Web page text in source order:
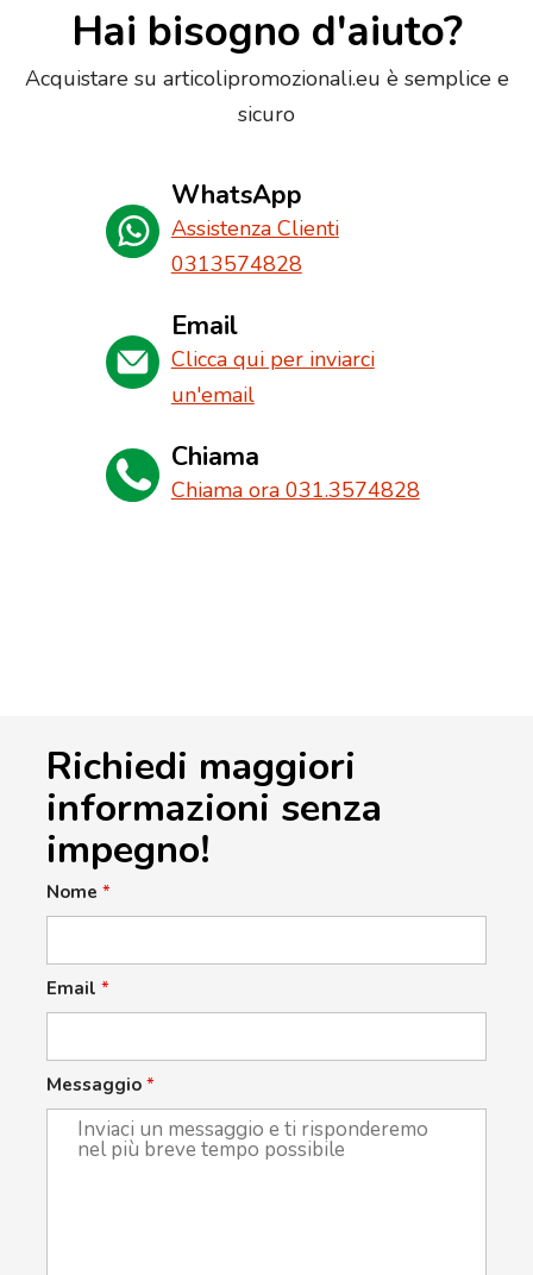
Hai bisogno d'aiuto?
Acquistare su articolipromozionali.eu è semplice e
sicuro
WhatsApp
Assistenza Clienti
0313574828
Email
Clicca qui per inviarci
un'email
Chiama
Chiama ora 031.3574828
Richiedi maggiori
informazioni senza
impegno!
Nome *
Email *
Messaggio *